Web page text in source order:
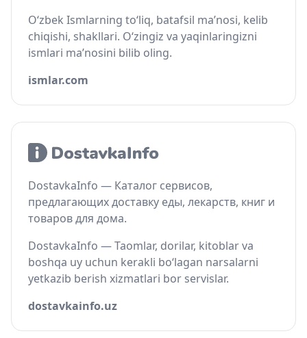
O‘zbek Ismlarning to‘liq, batafsil ma’nosi, kelib
chiqishi, shakllari. O‘zingiz va yaqinlaringizni
ismlari ma’nosini bilib oling.
ismlar.com
DostavkaInfo — Каталог сервисов,
предлагающих доставку еды, лекарств, книг и
товаров для дома.
DostavkaInfo — Taomlar, dorilar, kitoblar va
boshqa uy uchun kerakli bo‘lagan narsalarni
yetkazib berish xizmatlari bor servislar.
dostavkainfo.uz